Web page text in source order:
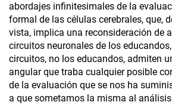
abordajes infinitesimales de la
formal de las células cerebrales, que,
vista, implica una reconsideración de
circuitos neuronales de los
circuitos, no los educandos, admiten
angular que traba cualquier posible
de la evaluación que se nos ha
a que sometamos la misma al